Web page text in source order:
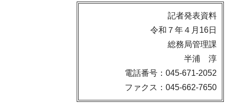
記者発表資料
令和７年４月16日
総務局管理課
半浦 淳
電話番号：045-671-2052
ファクス：045-662-7650